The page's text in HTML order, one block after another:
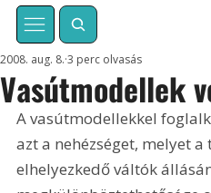
Vasútmodellek
2008. aug. 8. 3 perc olvasás
A vasútmodellekkel
azt a nehézséget, melyet
elhelyezkedő váltók